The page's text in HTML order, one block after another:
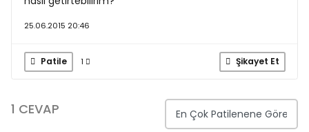
25.06.2015 20:46
Patile 1 Şikayet Et
1 CEVAP